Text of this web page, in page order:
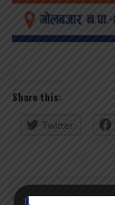
Share this:
Twitter